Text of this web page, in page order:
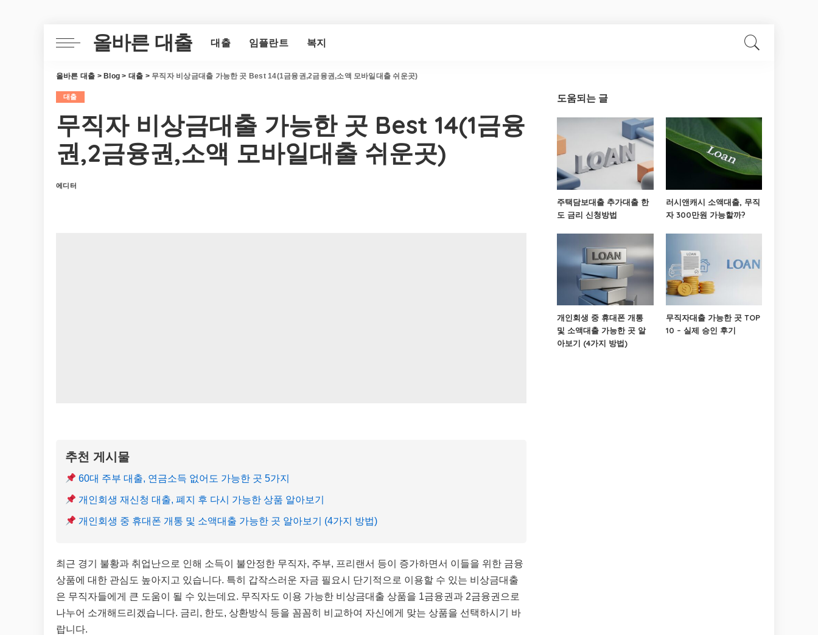
올바른 대출 대출 임플란트 복지
올바른 대출 > Blog > 대출 > 무직자 비상금대출 가능한 곳 Best 14(1금융권,2금융권,소액 모바일대출 쉬운곳)
대출
무직자 비상금대출 가능한 곳 Best 14(1금융
권,2금융권,소액 모바일대출 쉬운곳)
Posted
에디터
추천 게시물
60대 주부 대출, 연금소득 없어도 가능한 곳 5가지
개인회생 재신청 대출, 폐지 후 다시 가능한 상품 알아보기
개인회생 중 휴대폰 개통 및 소액대출 가능한 곳 알아보기 (4가지 방법)
최근 경기 불황과 취업난으로 인해 소득이 불안정한 무직자, 주부, 프리랜서 등이 증가하면서 이들을 위한 금융
상품에 대한 관심도 높아지고 있습니다. 특히 갑작스러운 자금 필요시 단기적으로 이용할 수 있는 비상금대출
은 무직자들에게 큰 도움이 될 수 있는데요. 무직자도 이용 가능한 비상금대출 상품을 1금융권과 2금융권으로
나누어 소개해드리겠습니다. 금리, 한도, 상환방식 등을 꼼꼼히 비교하여 자신에게 맞는 상품을 선택하시기 바
랍니다.
도움되는 글
주택담보대출 추가대출 한
도 금리 신청방법
러시앤캐시 소액대출, 무직
자 300만원 가능할까?
개인회생 중 휴대폰 개통
및 소액대출 가능한 곳 알
아보기 (4가지 방법)
무직자대출 가능한 곳 TOP
10 – 실제 승인 후기